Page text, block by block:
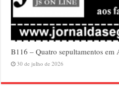
B116 – Quatro sepultamentos em
30 de julho de 2026